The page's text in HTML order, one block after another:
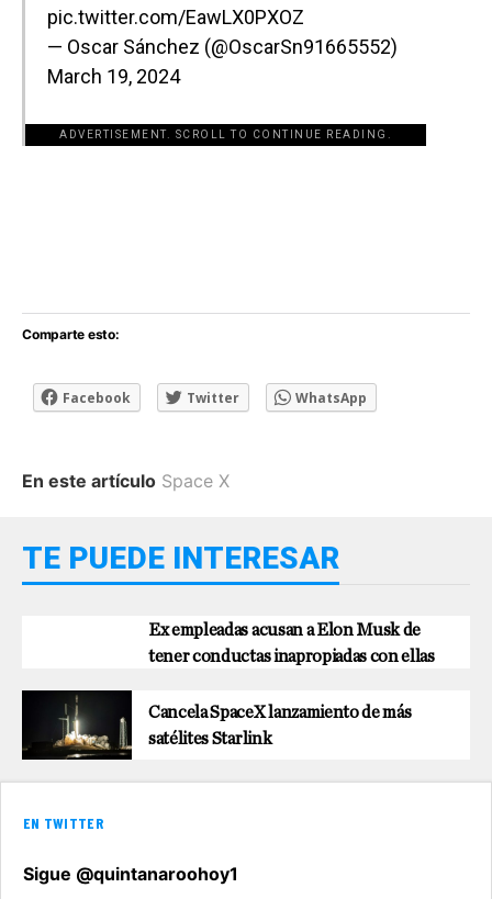
pic.twitter.com/EawLX0PXOZ
— Oscar Sánchez (@OscarSn91665552)
March 19, 2024
ADVERTISEMENT. SCROLL TO CONTINUE READING.
[adsforwp id="243463"]
Comparte esto:
Facebook Twitter WhatsApp
En este artículo Space X
TE PUEDE INTERESAR
Ex empleadas acusan a Elon Musk de
tener conductas inapropiadas con ellas
Cancela SpaceX lanzamiento de más
satélites Starlink
EN TWITTER
Sigue @quintanaroohoy1